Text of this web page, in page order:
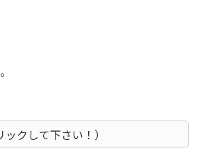
クして下さい！）